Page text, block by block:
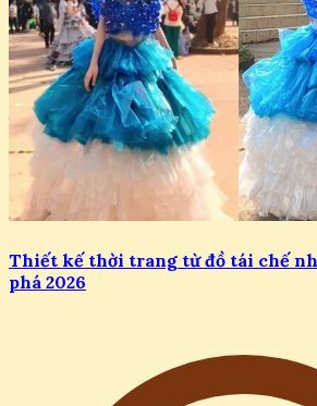
Thiết kế thời trang từ đồ tái chế
phá 2026